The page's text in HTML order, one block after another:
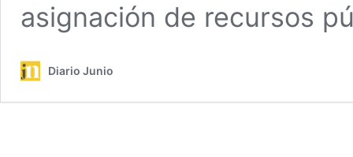
asignación de recursos
Diario Junio